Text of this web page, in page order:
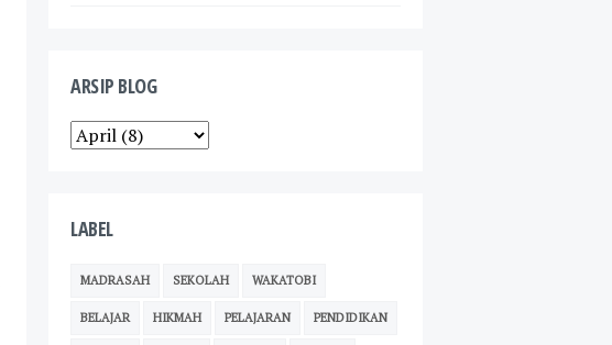
ARSIP BLOG
LABEL
MADRASAH SEKOLAH WAKATOBI
BELAJAR HIKMAH PELAJARAN PENDIDIKAN